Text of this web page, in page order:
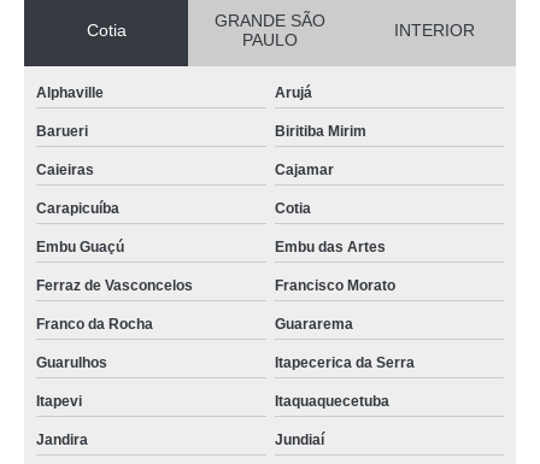
Cotia
GRANDE SÃO
PAULO
INTERIOR
Alphaville Arujá
Barueri Biritiba Mirim
Caieiras Cajamar
Carapicuíba Cotia
Embu Guaçú Embu das Artes
Ferraz de Vasconcelos Francisco Morato
Franco da Rocha Guararema
Guarulhos Itapecerica da Serra
Itapevi Itaquaquecetuba
Jandira Jundiaí